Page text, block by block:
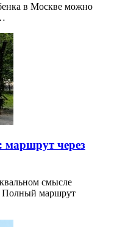
в Москве можно
маршрут через
смысле
Полный маршрут